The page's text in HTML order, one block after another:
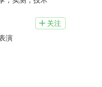
 关注
演